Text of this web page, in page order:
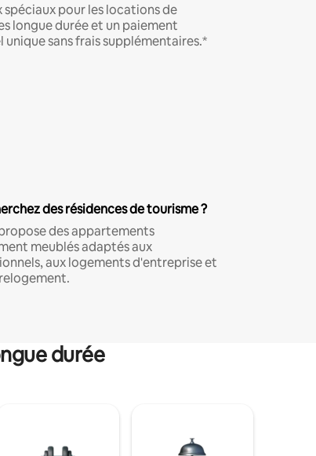
spéciaux pour les locations de
longue durée et un paiement
unique sans frais supplémentaires.*
des résidences de tourisme ?
des appartements
meublés adaptés aux
aux logements d'entreprise et
durée